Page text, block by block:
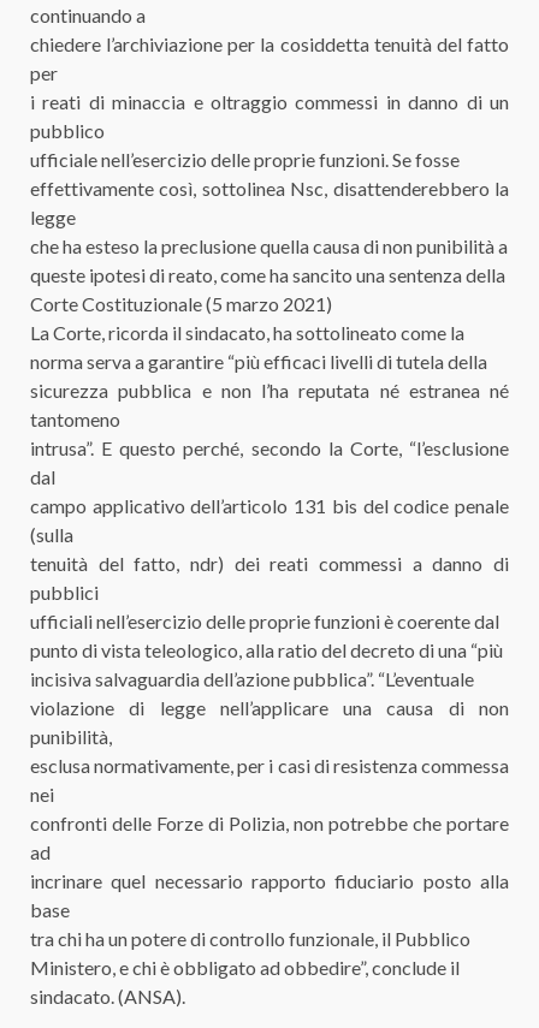
continuando a
chiedere l’archiviazione per la cosiddetta tenuità del fatto
per
i reati di minaccia e oltraggio commessi in danno di un
pubblico
ufficiale nell’esercizio delle proprie funzioni. Se fosse
effettivamente così, sottolinea Nsc, disattenderebbero la
legge
che ha esteso la preclusione quella causa di non punibilità a
queste ipotesi di reato, come ha sancito una sentenza della
Corte Costituzionale (5 marzo 2021)
La Corte, ricorda il sindacato, ha sottolineato come la
norma serva a garantire “più efficaci livelli di tutela della
sicurezza pubblica e non l’ha reputata né estranea né
tantomeno
intrusa”. E questo perché, secondo la Corte, “l’esclusione
dal
campo applicativo dell’articolo 131 bis del codice penale
(sulla
tenuità del fatto, ndr) dei reati commessi a danno di
pubblici
ufficiali nell’esercizio delle proprie funzioni è coerente dal
punto di vista teleologico, alla ratio del decreto di una “più
incisiva salvaguardia dell’azione pubblica”. “L’eventuale
violazione di legge nell’applicare una causa di non
punibilità,
esclusa normativamente, per i casi di resistenza commessa
nei
confronti delle Forze di Polizia, non potrebbe che portare
ad
incrinare quel necessario rapporto fiduciario posto alla
base
tra chi ha un potere di controllo funzionale, il Pubblico
Ministero, e chi è obbligato ad obbedire”, conclude il
sindacato. (ANSA).